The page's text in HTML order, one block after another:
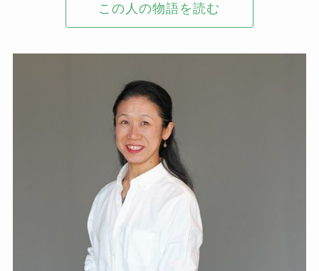
この人の物語を読む